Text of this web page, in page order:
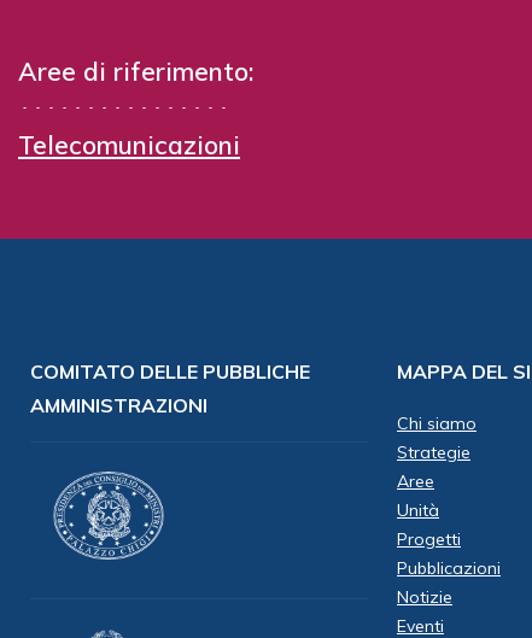
Aree di riferimento:
Telecomunicazioni
COMITATO DELLE PUBBLICHE
AMMINISTRAZIONI
MAPPA DEL
Chi siamo
Strategie
Aree
Unità
Progetti
Pubblicazioni
Notizie
Eventi